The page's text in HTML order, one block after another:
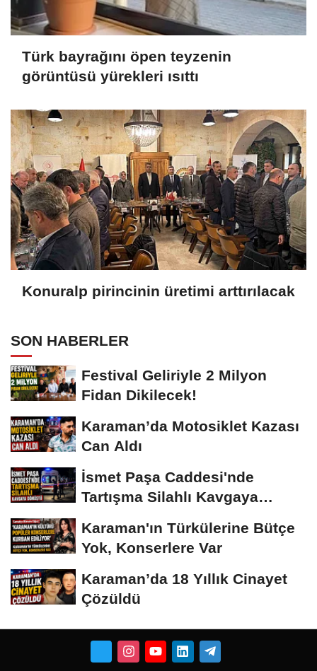
Türk bayrağını öpen teyzenin
görüntüsü yürekleri ısıttı
Konuralp pirincinin üretimi arttırılacak
SON HABERLER
Festival Geliriyle 2 Milyon
Fidan Dikilecek!
Karaman’da Motosiklet Kazası
Can Aldı
İsmet Paşa Caddesi'nde
Tartışma Silahlı Kavgaya
Karaman'ın Türkülerine Bütçe
Yok, Konserlere Var
Karaman’da 18 Yıllık Cinayet
Çözüldü